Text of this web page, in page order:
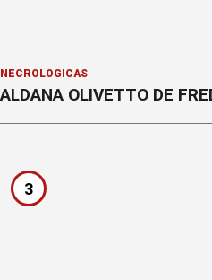
NECROLÓGICAS
ALDANA OLIVETTO DE
3